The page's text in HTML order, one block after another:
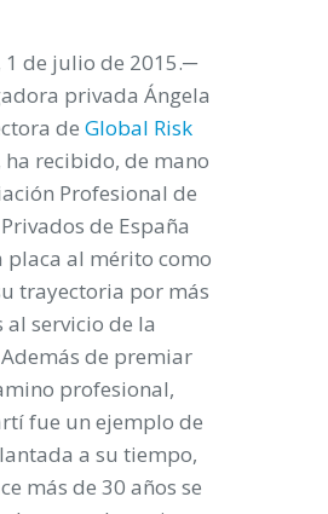
1 de julio de 2015.─
privada Ángela
de Global Risk
ha recibido, de mano
Profesional de
de España
placa al mérito como
trayectoria por más
al servicio de la
Además de premiar
profesional,
fue un ejemplo de
a su tiempo,
más de 30 años se